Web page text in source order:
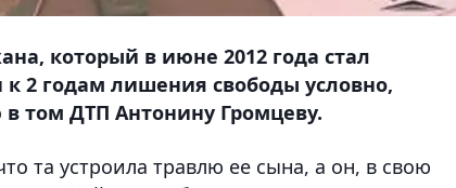
который в июне 2012 года стал
2 годам лишения свободы условно,
том ДТП Антонину Громцеву.
та устроила травлю ее сына, а он, в свою